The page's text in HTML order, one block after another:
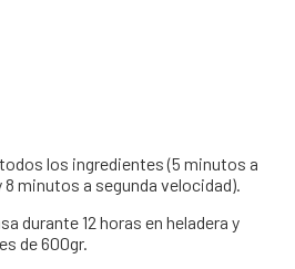
los ingredientes (5 minutos a
minutos a segunda velocidad).
durante 12 horas en heladera y
de 600gr.